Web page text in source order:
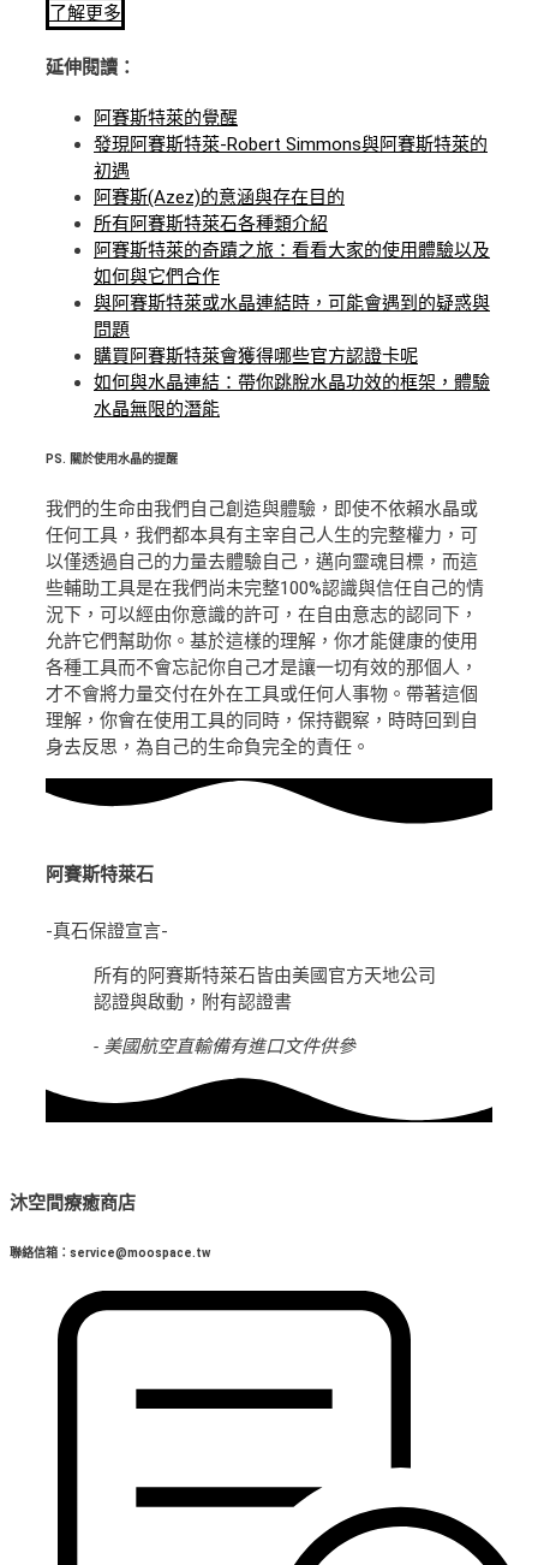
了解更多
延伸閱讀：
阿賽斯特萊的覺醒
發現阿賽斯特萊-Robert Simmons與阿賽斯特萊的
初遇
阿賽斯(Azez)的意涵與存在目的
所有阿賽斯特萊石各種類介紹
阿賽斯特萊的奇蹟之旅：看看大家的使用體驗以及
如何與它們合作
與阿賽斯特萊或水晶連結時，可能會遇到的疑惑與
問題
購買阿賽斯特萊會獲得哪些官方認證卡呢
如何與水晶連結：帶你跳脫水晶功效的框架，體驗
水晶無限的潛能
PS. 關於使用水晶的提醒
我們的生命由我們自己創造與體驗，即使不依賴水晶或
任何工具，我們都本具有主宰自己人生的完整權力，可
以僅透過自己的力量去體驗自己，邁向靈魂目標，而這
些輔助工具是在我們尚未完整100%認識與信任自己的情
況下，可以經由你意識的許可，在自由意志的認同下，
允許它們幫助你。基於這樣的理解，你才能健康的使用
各種工具而不會忘記你自己才是讓一切有效的那個人，
才不會將力量交付在外在工具或任何人事物。帶著這個
理解，你會在使用工具的同時，保持觀察，時時回到自
身去反思，為自己的生命負完全的責任。
阿賽斯特萊石
-真石保證宣言-
所有的阿賽斯特萊石皆由美國官方天地公司
認證與啟動，附有認證書
- 美國航空直輸備有進口文件供參
沐空間療癒商店
聯絡信箱：service@moospace.tw